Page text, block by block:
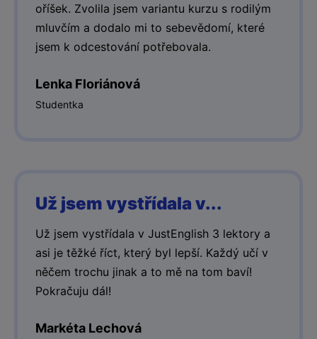
oříšek. Zvolila jsem variantu kurzu s rodilým
mluvčím a dodalo mi to sebevědomí, které
jsem k odcestování potřebovala.
Lenka Floriánová
Studentka
Už jsem vystřídala v...
Už jsem vystřídala v JustEnglish 3 lektory a
asi je těžké říct, který byl lepší. Každý učí v
něčem trochu jinak a to mě na tom baví!
Pokračuju dál!
Markéta Lechová